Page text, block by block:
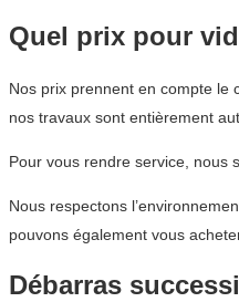
Quel prix pour
Nos prix prennent en compte le
nos travaux sont entièrement
Pour vous rendre service, nous
Nous respectons
pouvons également vous
Débarras